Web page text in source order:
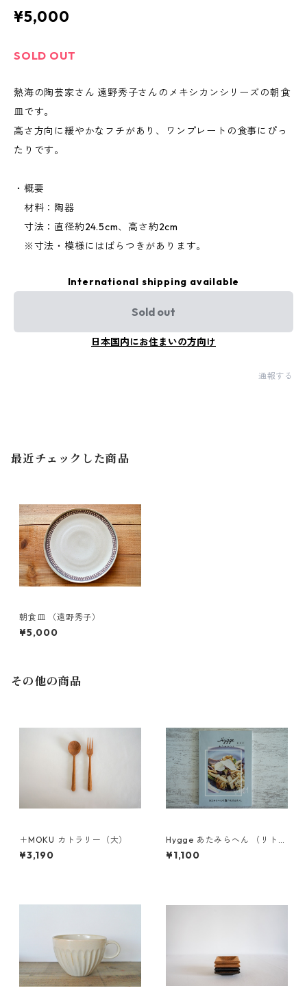
¥5,000
SOLD OUT
熱海の陶芸家さん 遠野秀子さんのメキシカンシリーズの朝食
皿です。
高さ方向に緩やかなフチがあり、ワンプレートの食事にぴっ
たりです。
・概要
材料：陶器
寸法：直径約24.5cm、高さ約2cm
※寸法・模様にはばらつきがあります。
International shipping available
Sold out
日本国内にお住まいの方向け
通報する
最近チェックした商品
朝食皿 （遠野秀子）
¥5,000
その他の商品
＋MOKU カトラリー（大）
¥3,190
Hygge あたみらへん （リトル
プレス）
¥1,100